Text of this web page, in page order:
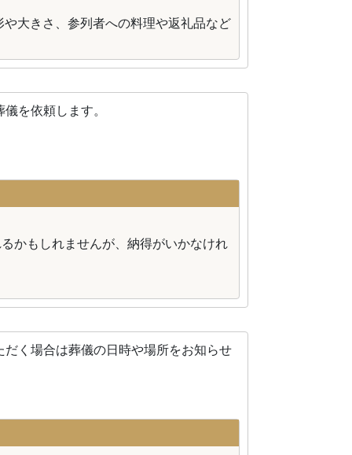
大きさ、参列者への料理や返礼品など
を依頼します。
かもしれませんが、納得がいかなけれ
く場合は葬儀の日時や場所をお知らせ